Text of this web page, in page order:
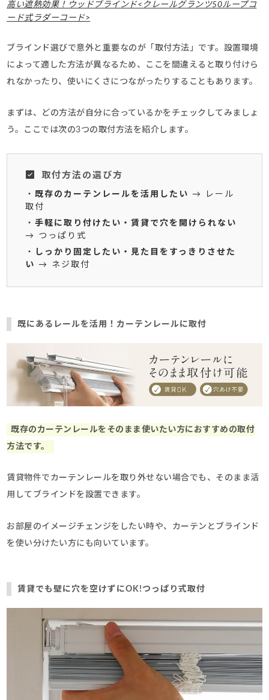
高い遮熱効果！ウッドブラインド<クレールグランツ50ループコ
ード式ラダーコード>
ブラインド選びで意外と重要なのが「取付方法」です。設置環境
によって適した方法が異なるため、ここを間違えると取り付けら
れなかったり、使いにくさにつながったりすることもあります。
まずは、どの方法が自分に合っているかをチェックしてみましょ
う。ここでは次の3つの取付方法を紹介します。
取付方法の選び方
・既存のカーテンレールを活用したい → レール
取付
・手軽に取り付けたい・賃貸で穴を開けられない
→ つっぱり式
・
しっかり固定したい・見た目をすっきりさせた
い → ネジ取付
既にあるレールを活用！カーテンレールに取付
既存のカーテンレールをそのまま使いたい方におすすめの取付
方法です。
賃貸物件でカーテンレールを取り外せない場合でも、そのまま活
用してブラインドを設置できます。
お部屋のイメージチェンジをしたい時や、カーテンとブラインド
を使い分けたい方にも向いています。
賃貸でも壁に穴を空けずにOK!つっぱり式取付